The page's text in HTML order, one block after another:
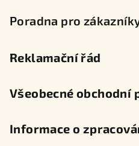
Poradna pro
Reklamační řád
Všeobecné obchodní
Informace o